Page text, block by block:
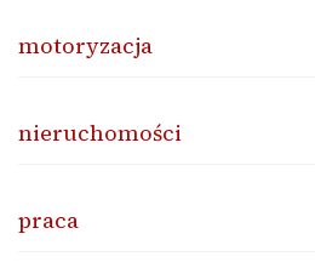
motoryzacja
nieruchomości
praca